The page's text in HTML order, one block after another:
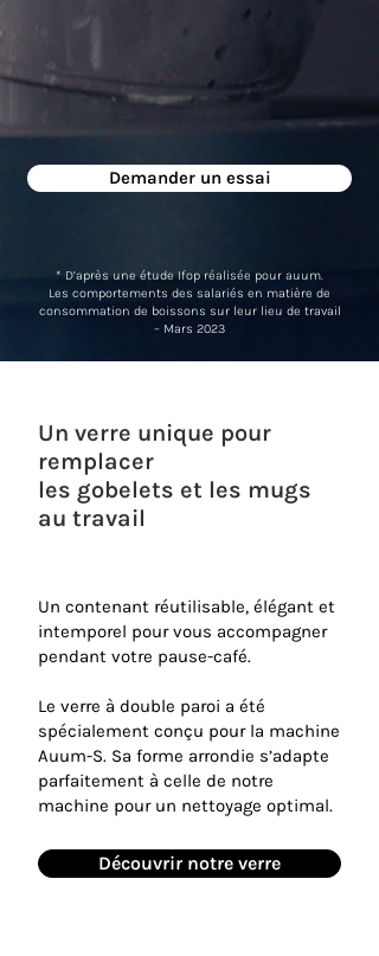
leur mugs à l’évier
Demander un essai
* D’après une étude Ifop réalisée pour auum.
Les comportements des salariés en matière de
consommation de boissons sur leur lieu de travail
– Mars 2023
Un verre unique pour
remplacer
les gobelets et les mugs
au travail
Un contenant réutilisable, élégant et
intemporel pour vous accompagner
pendant votre pause-café.
Le verre à double paroi a été
spécialement conçu pour la machine
Auum-S. Sa forme arrondie s’adapte
parfaitement à celle de notre
machine pour un nettoyage optimal.
Découvrir notre verre